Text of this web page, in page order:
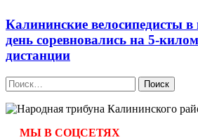
Калининские велосипедисты
день соревновались на 5-
дистанции
Найти:
МЫ В СОЦСЕТЯХ